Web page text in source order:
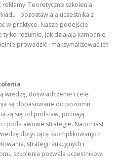
Teoretyczne szkolenia
i pozostawiają uczestnika z
w praktyce. Nasze podejście
rozumie, jak działają kampanie
prowadzić i maksymalizować ich
wiedzę, doświadczenie i cele
są dopasowane do poziomu
się od podstaw, poznają
i podstawowe strategie. Natomiast
dotyczącą skomplikowanych
strategii aukcyjnych i
szkolenia pozwala uczestnikowi